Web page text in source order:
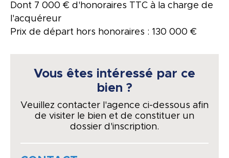
Dont 7 000 € d'honoraires TTC à la charge de
l'acquéreur
Prix de départ hors honoraires : 130 000 €
Vous êtes intéressé par ce
bien ?
Veuillez contacter l'agence ci-dessous afin
de visiter le bien et de constituer un
dossier d'inscription.